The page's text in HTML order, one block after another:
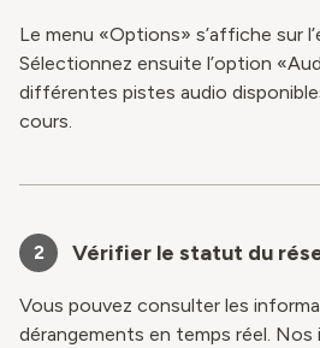
Le menu «Options» s’affiche sur
Sélectionnez ensuite l’option
différentes pistes audio
cours.
2 Vérifier le statut du
Vous pouvez consulter les
dérangements en temps réel.